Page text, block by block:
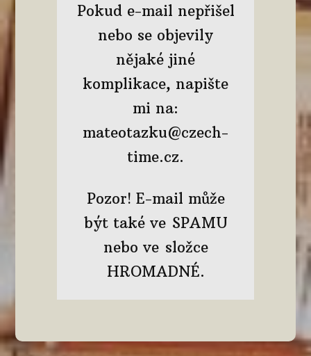
Pokud e-mail nepřišel
nebo se objevily
nějaké jiné
komplikace, napište
mi na:
mateotazku@czech-
time.cz.
Pozor! E-mail může
být také ve SPAMU
nebo ve složce
HROMADNÉ.